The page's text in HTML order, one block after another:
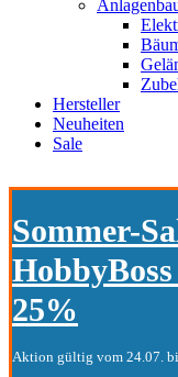
Hersteller
Neuheiten
Sale
Sommer-
25%
Aktion gültig vom 24.07.